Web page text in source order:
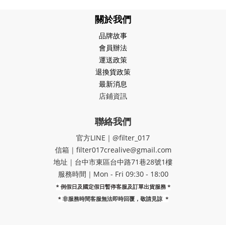
關於我們
品牌故事
會員辦法
運送政策
退換貨政策
最新消息
店鋪資訊
聯絡我們
官方LINE｜@filter_017
信箱｜filter017crealive@gmail.com
地址｜​台中市東區台中路71巷28號1樓
服務時間｜Mon - Fri 09:30 - 18:00
* 例假日及國定假日暫停客服及訂單出貨服務 *
* 非服務時間客服無法即時回覆，敬請見諒 *